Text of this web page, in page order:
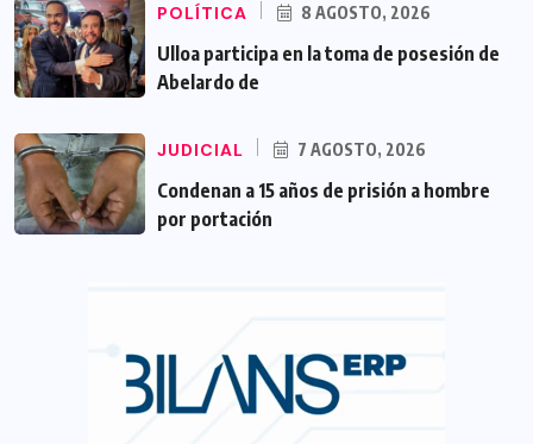
POLÍTICA 8 AGOSTO, 2026
Ulloa participa en la toma de posesión de
Abelardo de
JUDICIAL 7 AGOSTO, 2026
Condenan a 15 años de prisión a hombre
por portación